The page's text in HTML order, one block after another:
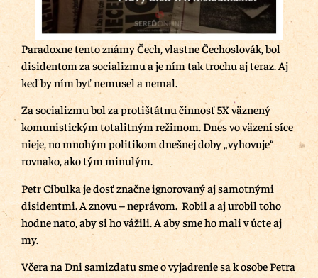
Paradoxne tento známy Čech, vlastne Čechoslovák, bol
disidentom za socializmu a je ním tak trochu aj teraz. Aj
keď by ním byť nemusel a nemal.
Za socializmu bol za protištátnu činnosť 5X väznený
komunistickým totalitným režimom. Dnes vo väzení síce
nieje, no mnohým politikom dnešnej doby „vyhovuje“
rovnako, ako tým minulým.
Petr Cibulka je dosť značne ignorovaný aj samotnými
disidentmi. A znovu – neprávom. Robil a aj urobil toho
hodne nato, aby si ho vážili. A aby sme ho mali v úcte aj
my.
Včera na Dni samizdatu sme o vyjadrenie sa k osobe Petra